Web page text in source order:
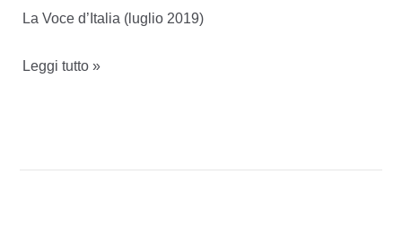
La Voce d’Italia (luglio 2019)
giugno
Cubagua
Leggi tutto »